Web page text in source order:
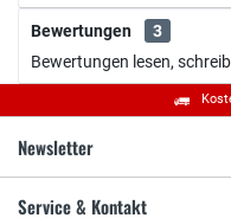
Bewertungen
3
Bewertungen lesen,
Newsletter
Service & Kontakt